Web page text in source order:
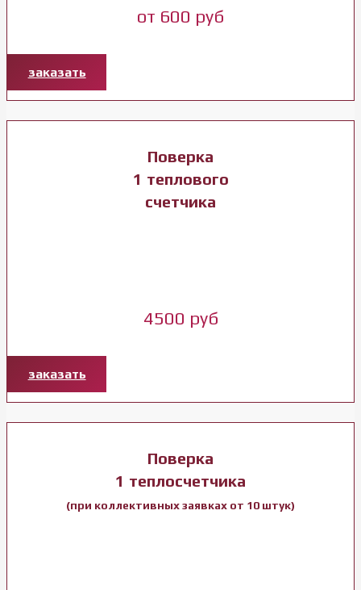
от 600 руб
заказать
Поверка
1 теплового
счетчика
4500 руб
заказать
Поверка
1 теплосчетчика
(при коллективных заявках от 10 штук)